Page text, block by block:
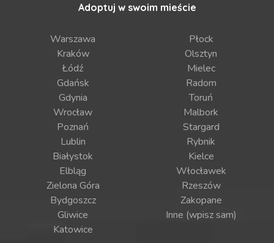
Adoptuj w swoim mieście
Warszawa
Kraków
Łódź
Gdańsk
Gdynia
Wrocław
Poznań
Lublin
Białystok
Elbląg
Zielona Góra
Bydgoszcz
Gliwice
Katowice
Płock
Olsztyn
Mielec
Radom
Toruń
Malbork
Stargard
Rybnik
Kielce
Włocławek
Rzeszów
Zakopane
Inne (wpisz sam)